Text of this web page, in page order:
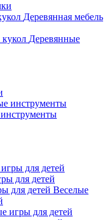
Деревянная мебель
Деревянные
для детей
Веселые